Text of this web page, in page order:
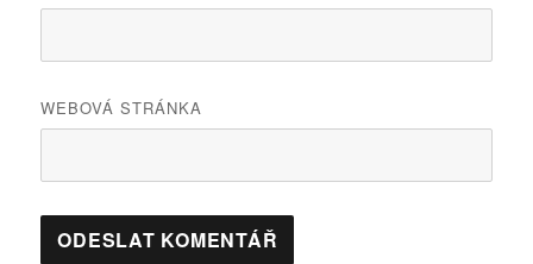
WEBOVÁ STRÁNKA